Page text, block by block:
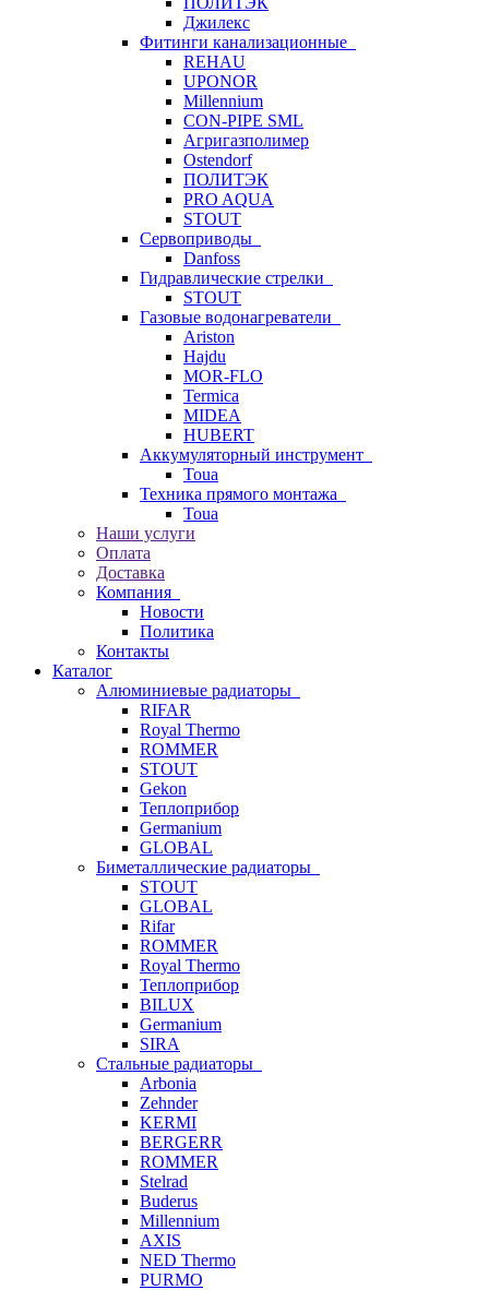
Джилекс
Фитинги канализационные
REHAU
UPONOR
Millennium
CON-PIPE SML
Агригазполимер
Ostendorf
ПОЛИТЭК
PRO AQUA
STOUT
Сервоприводы
Danfoss
Гидравлические стрелки
STOUT
Газовые водонагреватели
Ariston
Hajdu
MOR-FLO
Termica
MIDEA
HUBERT
Аккумуляторный инструмент
Toua
Техника прямого монтажа
Toua
Наши услуги
Оплата
Доставка
Компания
Новости
Политика
Контакты
Каталог
Алюминиевые радиаторы
RIFAR
Royal Thermo
ROMMER
STOUT
Gekon
Теплоприбор
Germanium
GLOBAL
Биметаллические радиаторы
STOUT
GLOBAL
Rifar
ROMMER
Royal Thermo
Теплоприбор
BILUX
Germanium
SIRA
Стальные радиаторы
Arbonia
Zehnder
KERMI
BERGERR
ROMMER
Stelrad
Buderus
Millennium
AXIS
NED Thermo
PURMO